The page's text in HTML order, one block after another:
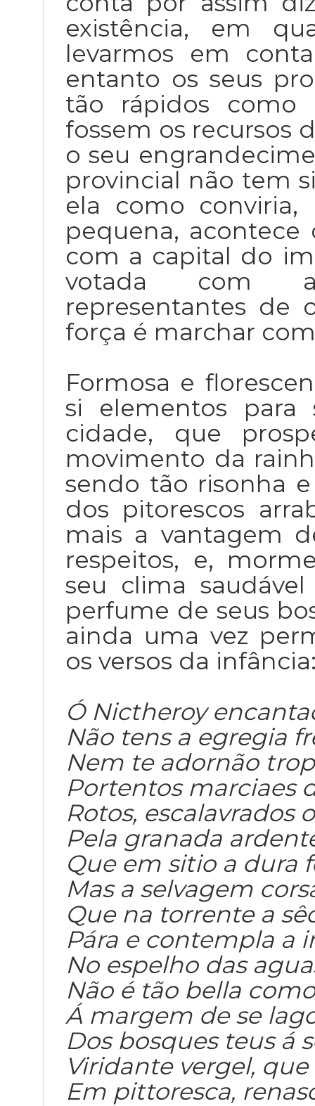
existência, em
levarmos em
entanto os seus
tão rápidos como
fossem os recursos
o seu
provincial não tem
ela como conviria,
pequena,
com a capital do
votada com
representantes de
força é marchar
Formosa e
si elementos
cidade, que
movimento da
sendo tão risonha
dos pitorescos
mais a vantagem
respeitos, e,
seu clima
perfume de seus
ainda uma vez
os versos da
Ó Nictheroy
Não tens a egregia
Nem te adornão
Portentos marciaes
Rotos, escalavrados
Pela granada
Que em sitio a dura
Mas a selvagem
Que na torrente a
Pára e contempla a
No espelho das
Não é tão bella
Á margem de se
Dos bosques teus á
Viridante vergel,
Em pittoresca,